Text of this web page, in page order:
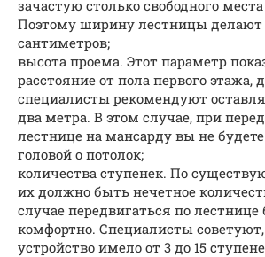
зачастую столько свободного
Поэтому ширину лестницы делают
сантиметров;
высота проема. Этот параметр
расстояние от пола первого этажа,
специалисты рекомендуют
два метра. В этом случае, при
лестнице на мансарду вы не
головой о потолок;
количества ступенек. По
их должно быть нечетное
случае передвигаться по лестнице
комфортно. Специалисты
устройство имело от 3 до 15